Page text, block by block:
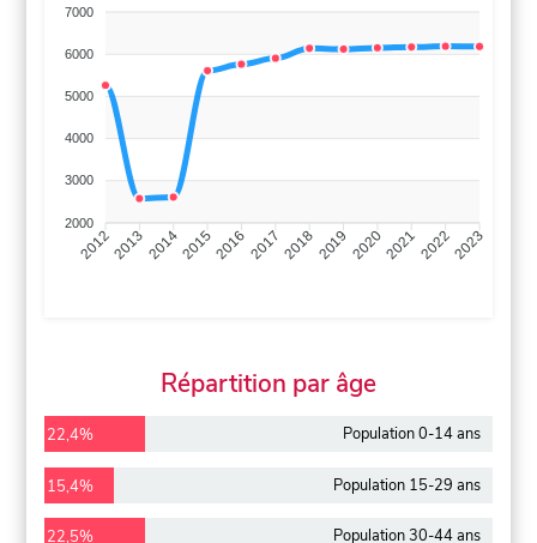
7000
6000
5000
4000
3000
2000
201220132014201520162017 20182019 2020202120222023
Répartition par âge
22,4% Population 0-14 ans
15,4% Population 15-29 ans
22,5% Population 30-44 ans